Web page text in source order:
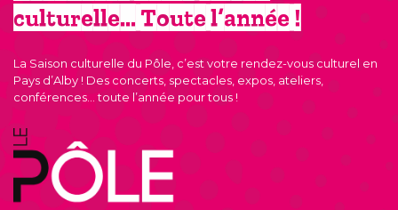
culturelle… Toute l’année !
La Saison culturelle du Pôle, c’est votre rendez-vous culturel en
Pays d’Alby ! Des concerts, spectacles, expos, ateliers,
conférences… toute l’année pour tous !